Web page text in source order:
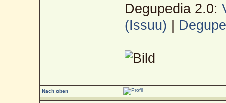
Degupedia 2.0:
(Issuu)
Nach oben